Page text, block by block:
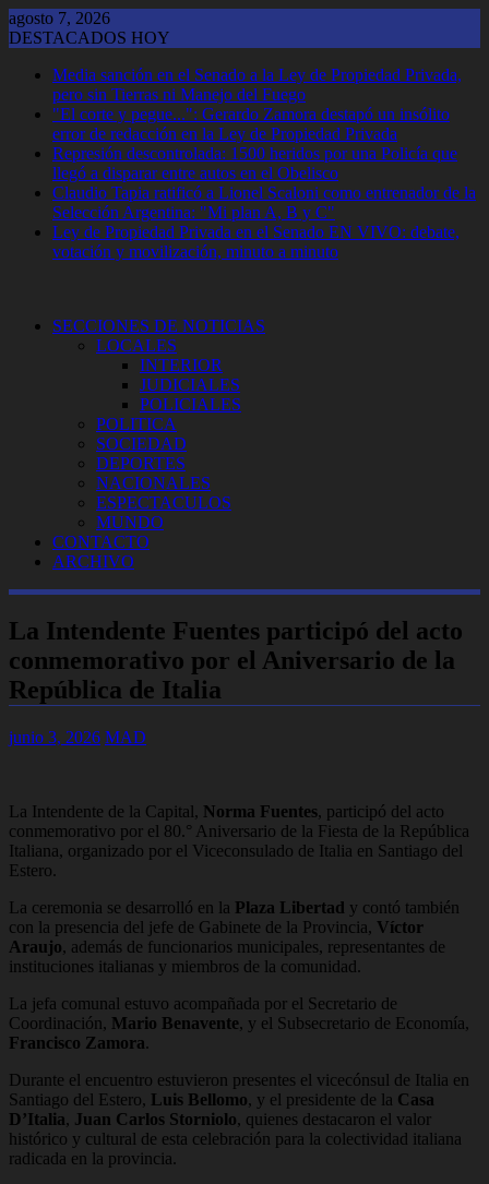
Saltar
al
agosto 7, 2026
DESTACADOS HOY
Media sanción en el Senado a la Ley de Propiedad Privada,
pero sin Tierras ni Manejo del Fuego
"El corte y pegue...": Gerardo Zamora destapó un insólito
error de redacción en la Ley de Propiedad Privada
Represión descontrolada: 1500 heridos por una Policía que
llegó a disparar entre autos en el Obelisco
Claudio Tapia ratificó a Lionel Scaloni como entrenador de la
Selección Argentina: "Mi plan A, B y C"
Ley de Propiedad Privada en el Senado EN VIVO: debate,
votación y movilización, minuto a minuto
SECCIONES DE NOTICIAS
LOCALES
INTERIOR
JUDICIALES
POLICIALES
POLITICA
SOCIEDAD
DEPORTES
NACIONALES
ESPECTACULOS
MUNDO
CONTACTO
ARCHIVO
La Intendente Fuentes participó del acto
conmemorativo por el Aniversario de la
República de Italia
junio 3, 2026 MAD
La Intendente de la Capital, Norma Fuentes, participó del acto
conmemorativo por el 80.° Aniversario de la Fiesta de la República
Italiana, organizado por el Viceconsulado de Italia en Santiago del
Estero.
La ceremonia se desarrolló en la Plaza Libertad y contó también
con la presencia del jefe de Gabinete de la Provincia, Víctor
Araujo, además de funcionarios municipales, representantes de
instituciones italianas y miembros de la comunidad.
La jefa comunal estuvo acompañada por el Secretario de
Coordinación, Mario Benavente, y el Subsecretario de Economía,
Francisco Zamora.
Durante el encuentro estuvieron presentes el vicecónsul de Italia en
Santiago del Estero, Luis Bellomo, y el presidente de la Casa
D’Italia, Juan Carlos Storniolo, quienes destacaron el valor
histórico y cultural de esta celebración para la colectividad italiana
radicada en la provincia.